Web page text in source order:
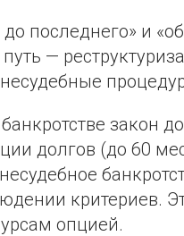
последнего» и
—
закон
долгов (до 60
критериев.
опцией.